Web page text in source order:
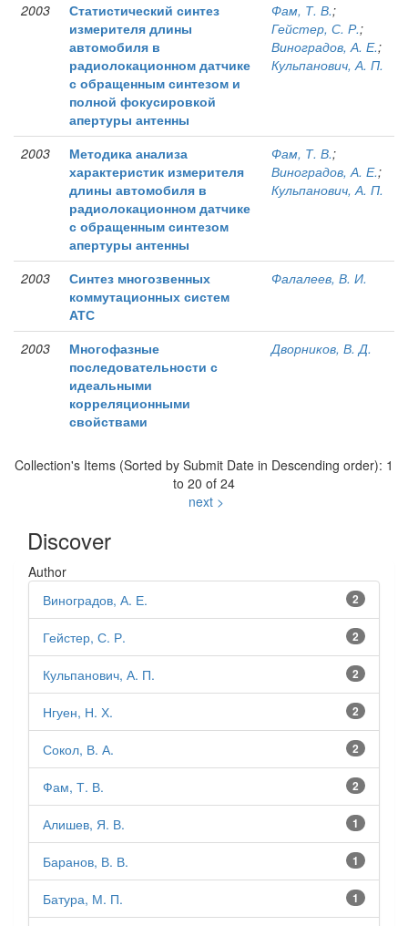
2003
Статистический синтез
измерителя длины
автомобиля в
радиолокационном датчике
с обращенным синтезом и
полной фокусировкой
апертуры антенны
Фам, Т. В.;
Гейстер, С. Р.;
Виноградов, А. Е.;
Кульпанович, А. П.
2003
Методика анализа
характеристик измерителя
длины автомобиля в
радиолокационном датчике
с обращенным синтезом
апертуры антенны
Фам, Т. В.;
Виноградов, А. Е.;
Кульпанович, А. П.
2003
Синтез многозвенных
коммутационных систем
АТС
Фалалеев, В. И.
2003
Многофазные
последовательности с
идеальными
корреляционными
свойствами
Дворников, В. Д.
Collection's Items (Sorted by Submit Date in Descending order): 1
to 20 of 24
next >
Discover
Author
2
Виноградов, А. Е.
2
Гейстер, С. Р.
2
Кульпанович, А. П.
2
Нгуен, Н. Х.
2
Сокол, В. А.
2
Фам, Т. В.
1
Алишев, Я. В.
1
Баранов, В. В.
1
Батура, М. П.